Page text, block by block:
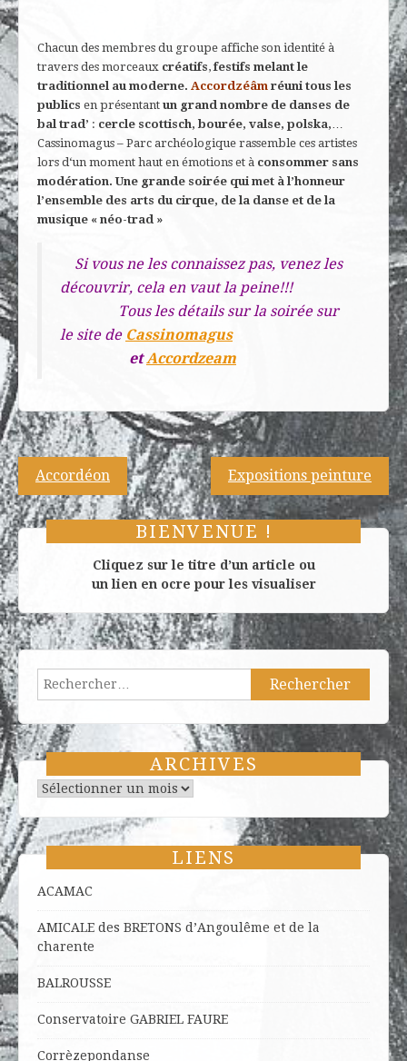
Chacun des membres du groupe affiche son identité à
travers des morceaux créatifs,festifs melant le
traditionnel au moderne. Accordzéâm réuni tous les
publics en présentant un grand nombre de danses de
bal trad’ : cercle scottisch, bourée, valse, polska,…
Cassinomagus – Parc archéologique rassemble ces artistes
lors d‘un moment haut en émotions et à consommer sans
modération. Une grande soirée qui met à l’honneur
l’ensemble des arts du cirque, de la danse et de la
musique « néo-trad »
Si vous ne les connaissez pas, venez les
découvrir, cela en vaut la peine!!!
Tous les détails sur la soirée sur
le site de Cassinomagus
etAccordzeam
Navigation
de
l’article
Accordéon Expositions peinture
BIENVENUE !
Cliquez sur le titre d’un article ou
un lien en ocre pour les visualiser
Rechercher :
ARCHIVES
Archives
LIENS
ACAMAC
AMICALE des BRETONS d’Angoulême et de la
charente
BALROUSSE
Conservatoire GABRIEL FAURE
Corrèzepondanse